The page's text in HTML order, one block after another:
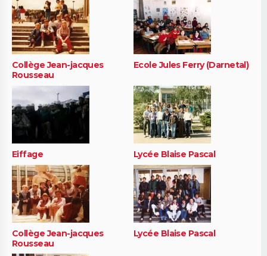
Collège Jean-jacques
Rousseau
Ecole Jules Ferry (Darnetal)
Eiffage Lycée Blaise Pascal
Collège Jean-jacques
Rousseau
Lycée Blaise Pascal